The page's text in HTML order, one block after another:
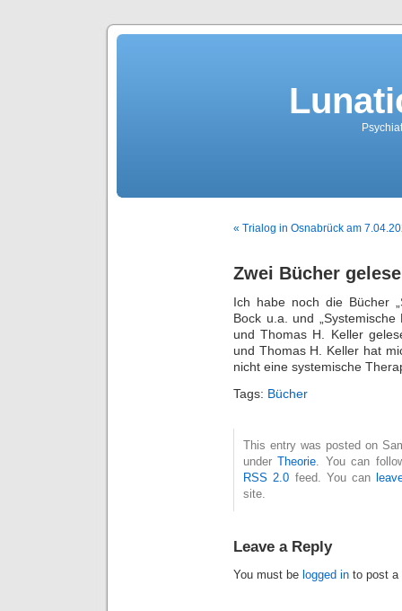
« Trialog in Osnabrück am
Zwei Bücher
Ich habe noch die Bücher
Bock u.a. und
und Thomas H. Keller
und Thomas H. Keller hat
nicht eine systemische
Tags: Bücher
This entry was posted on
underTheorie. You can
RSS 2.0 feed. You can
site.
Leave a Reply
You must be logged in to post a